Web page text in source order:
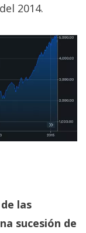
2014.
las
sucesión de